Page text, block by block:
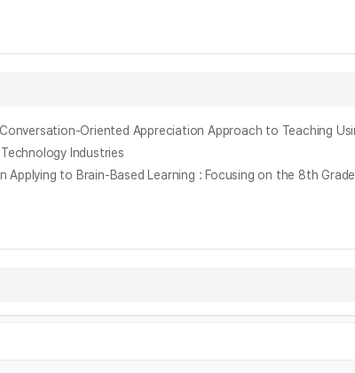
Technology Industries
Applying to Brain-Based Learning : Focusing on the 8th Grade